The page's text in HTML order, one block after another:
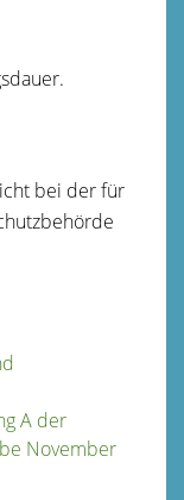
bei der für
A der
November